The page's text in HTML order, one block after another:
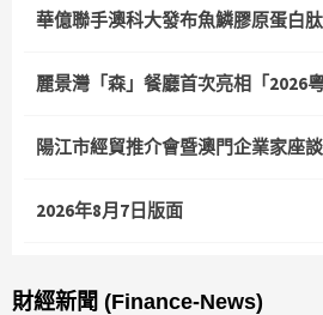
華億聯手澳科大發布魚鱗膠原蛋白
麗景灣「森」餐廳首次亮相「2026
陽江市經貿推介會暨澳門企業家座
2026年8月7日版面
財經新聞 (Finance-News)